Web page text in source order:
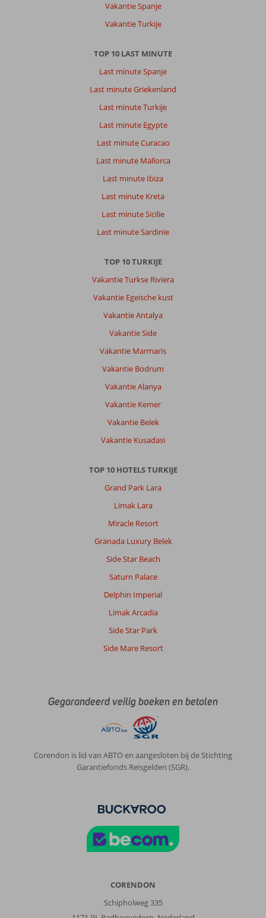
Vakantie Spanje
Vakantie Turkije
TOP 10 LAST MINUTE
Last minute Spanje
Last minute Griekenland
Last minute Turkije
Last minute Egypte
Last minute Curacao
Last minute Mallorca
Last minute Ibiza
Last minute Kreta
Last minute Sicilie
Last minute Sardinie
TOP 10 TURKIJE
Vakantie Turkse Riviera
Vakantie Egeische kust
Vakantie Antalya
Vakantie Side
Vakantie Marmaris
Vakantie Bodrum
Vakantie Alanya
Vakantie Kemer
Vakantie Belek
Vakantie Kusadasi
TOP 10 HOTELS TURKIJE
Grand Park Lara
Limak Lara
Miracle Resort
Granada Luxury Belek
Side Star Beach
Saturn Palace
Delphin Imperial
Limak Arcadia
Side Star Park
Side Mare Resort
Gegarandeerd veilig boeken en betalen
Corendon is lid van ABTO en aangesloten bij de Stichting
Garantiefonds Reisgelden (SGR).
CORENDON
Schipholweg 335